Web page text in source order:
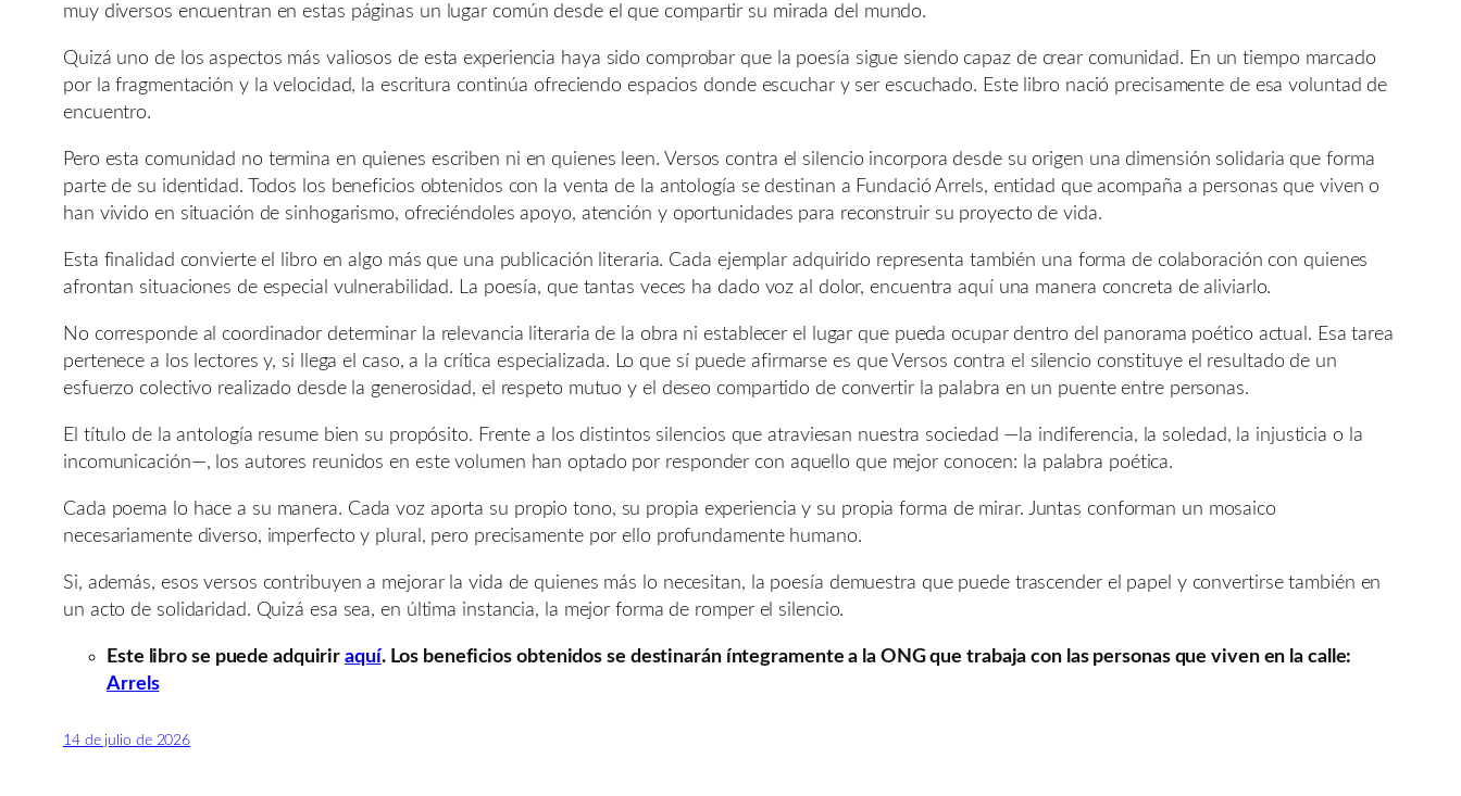
muy diversos encuentran en estas páginas un lugar común desde el que compartir su mirada del mundo.
Quizá uno de los aspectos más valiosos de esta experiencia haya sido comprobar que la poesía sigue siendo capaz de crear comunidad. En un tiempo marcado
por la fragmentación y la velocidad, la escritura continúa ofreciendo espacios donde escuchar y ser escuchado. Este libro nació precisamente de esa voluntad de
encuentro.
Pero esta comunidad no termina en quienes escriben ni en quienes leen. Versos contra el silencio incorpora desde su origen una dimensión solidaria que forma
parte de su identidad. Todos los beneficios obtenidos con la venta de la antología se destinan a Fundació Arrels, entidad que acompaña a personas que viven o
han vivido en situación de sinhogarismo, ofreciéndoles apoyo, atención y oportunidades para reconstruir su proyecto de vida.
Esta finalidad convierte el libro en algo más que una publicación literaria. Cada ejemplar adquirido representa también una forma de colaboración con quienes
afrontan situaciones de especial vulnerabilidad. La poesía, que tantas veces ha dado voz al dolor, encuentra aquí una manera concreta de aliviarlo.
No corresponde al coordinador determinar la relevancia literaria de la obra ni establecer el lugar que pueda ocupar dentro del panorama poético actual. Esa tarea
pertenece a los lectores y, si llega el caso, a la crítica especializada. Lo que sí puede afirmarse es que Versos contra el silencio constituye el resultado de un
esfuerzo colectivo realizado desde la generosidad, el respeto mutuo y el deseo compartido de convertir la palabra en un puente entre personas.
El título de la antología resume bien su propósito. Frente a los distintos silencios que atraviesan nuestra sociedad —la indiferencia, la soledad, la injusticia o la
incomunicación—, los autores reunidos en este volumen han optado por responder con aquello que mejor conocen: la palabra poética.
Cada poema lo hace a su manera. Cada voz aporta su propio tono, su propia experiencia y su propia forma de mirar. Juntas conforman un mosaico
necesariamente diverso, imperfecto y plural, pero precisamente por ello profundamente humano.
Si, además, esos versos contribuyen a mejorar la vida de quienes más lo necesitan, la poesía demuestra que puede trascender el papel y convertirse también en
un acto de solidaridad. Quizá esa sea, en última instancia, la mejor forma de romper el silencio.
Este libro se puede adquiriraquí. Los beneficios obtenidos se destinarán íntegramente a la ONG que trabaja con las personas que viven en la calle:
Arrels
14 de julio de 2026